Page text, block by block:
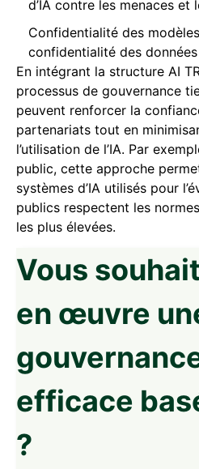
d’IA contre les menaces et
Confidentialité des
confidentialité des données
En intégrant la structure AI
processus de gouvernance
peuvent renforcer la
partenariats tout en
l’utilisation de l’IA. Par
public, cette approche
systèmes d’IA utilisés pour
publics respectent les
les plus élevées.
Vous
en œuvre
efficace
?